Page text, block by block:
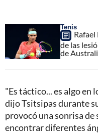
Tenis
Rafael
de las
de
"Es táctico... es algo en
dijo Tsitsipas durante
provocó una sonrisa de
encontrar diferentes